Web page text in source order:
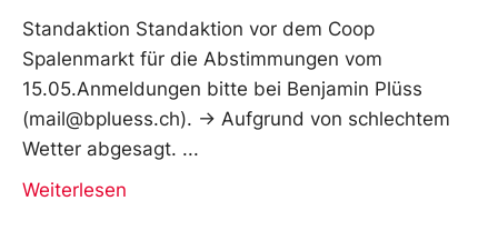
Standaktion Standaktion vor dem Coop
Spalenmarkt für die Abstimmungen vom
15.05.Anmeldungen bitte bei Benjamin Plüss
(mail@bpluess.ch). -> Aufgrund von schlechtem
Wetter abgesagt.
Weiterlesen